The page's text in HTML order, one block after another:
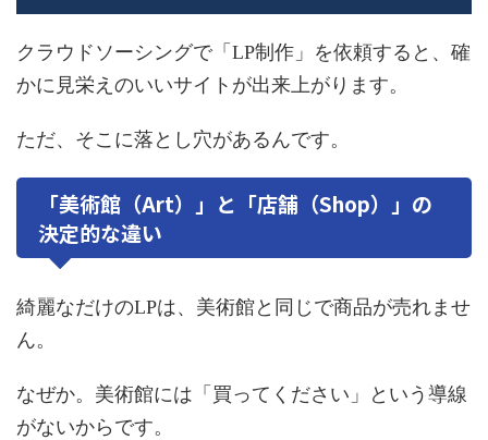
クラウドソーシングで「LP制作」を依頼すると、確
かに見栄えのいいサイトが出来上がります。
ただ、そこに落とし穴があるんです。
「美術館（Art）」と「店舗（Shop）」の
決定的な違い
綺麗なだけのLPは、美術館と同じで商品が売れませ
ん。
なぜか。美術館には「買ってください」という導線
がないからです。